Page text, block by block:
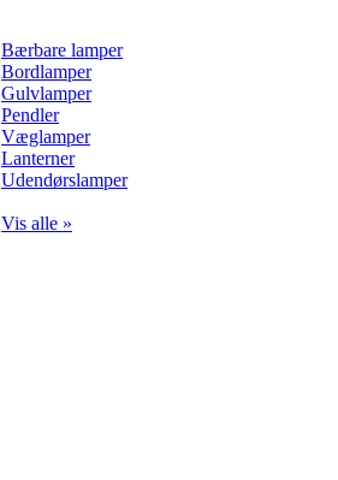
Bærbare lamper
Bordlamper
Gulvlamper
Pendler
Væglamper
Lanterner
Udendørslamper
Vis alle »